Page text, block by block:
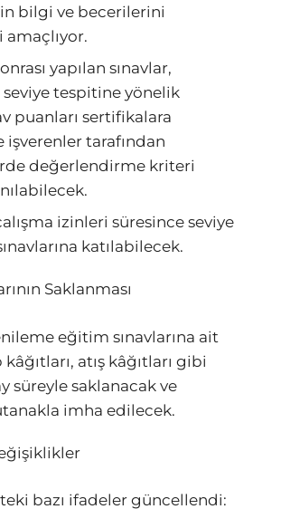
bilgi ve becerilerini
yapılan sınavlar,
tespitine yönelik
puanları sertifikalara
işverenler tarafından
değerlendirme kriteri
izinleri süresince seviye
katılabilecek.
Saklanması
eğitim sınavlarına ait
atış kâğıtları gibi
süreyle saklanacak ve
imha edilecek.
bazı ifadeler güncellendi: